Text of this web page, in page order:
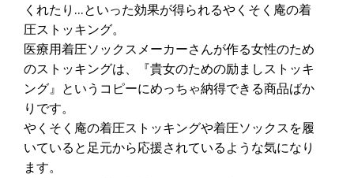
くれたり…といった効果が得られるやくそく庵の着
圧ストッキング。
医療用着圧ソックスメーカーさんが作る女性のため
のストッキングは、『貴女のための励ましストッキ
ング』というコピーにめっちゃ納得できる商品ばか
りです。
やくそく庵の着圧ストッキングや着圧ソックスを履
いていると足元から応援されているような気になり
ます。